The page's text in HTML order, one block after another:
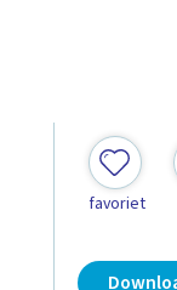
favoriet